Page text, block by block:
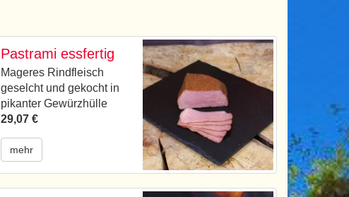
Pastrami essfertig
Mageres Rindfleisch
geselcht und gekocht in
pikanter Gewürzhülle
29,07 €
mehr